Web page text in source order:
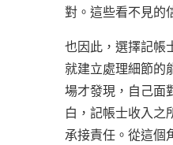
對。這些看不見的
也因此，選擇記帳
就建立處理細節的
場才發現，自己面
白，記帳士收入之
承接責任。從這個